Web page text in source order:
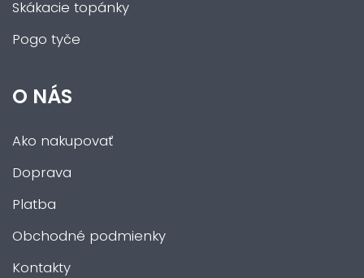
Skákacie topánky
Pogo tyče
O NÁS
Ako nakupovať
Doprava
Platba
Obchodné podmienky
Kontakty